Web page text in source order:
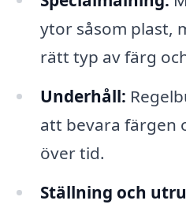
ytor såsom plast,
rätt typ av färg
Underhåll:
att bevara färgen
över tid.
Ställning och